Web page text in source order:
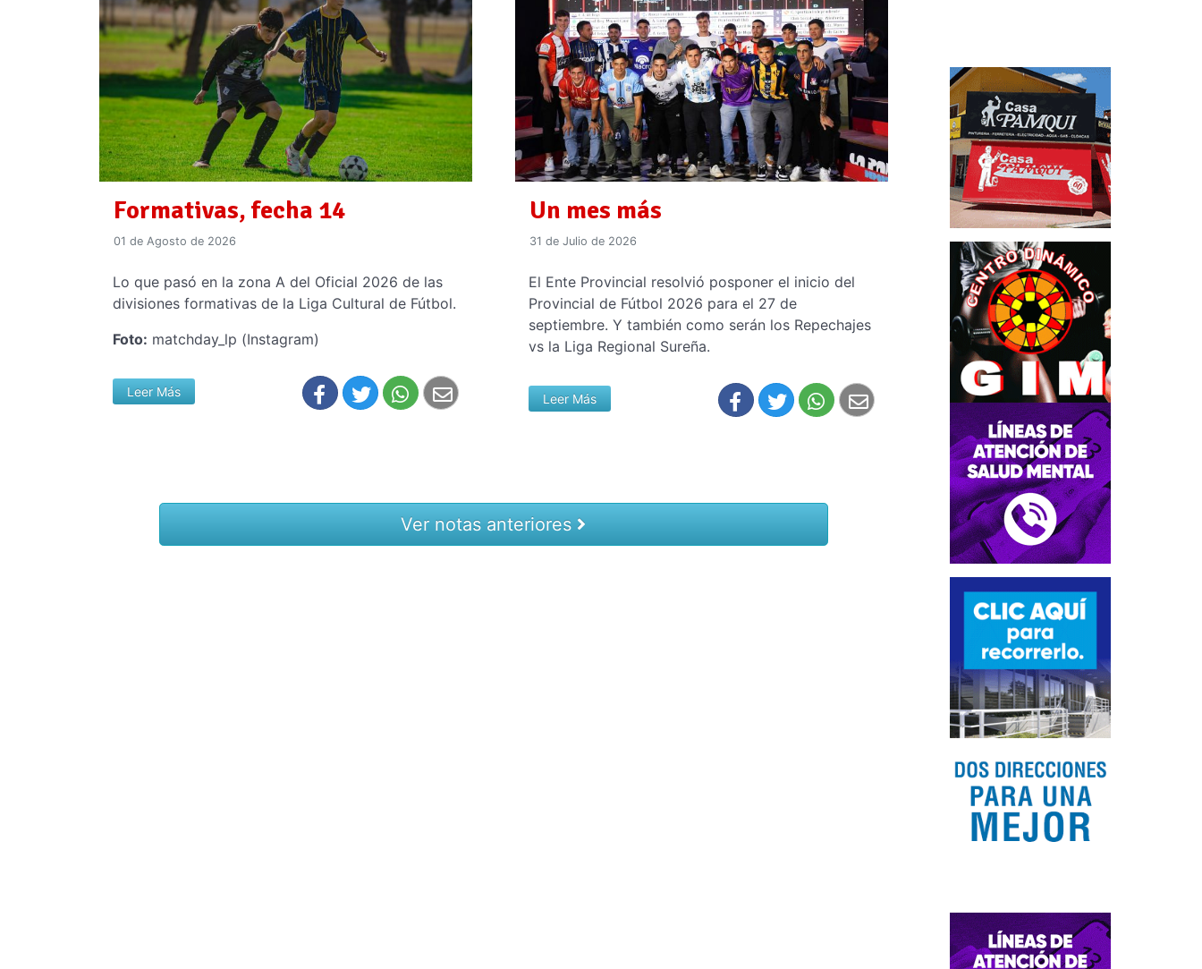
Formativas, fecha 14
01 de Agosto de 2026
Lo que pasó en la zona A del Oficial 2026 de las
divisiones formativas de la Liga Cultural de Fútbol.
Foto: matchday_lp (Instagram)
Leer Más
Un mes más
31 de Julio de 2026
El Ente Provincial resolvió posponer el inicio del
Provincial de Fútbol 2026 para el 27 de
septiembre. Y también como serán los Repechajes
vs la Liga Regional Sureña.
Leer Más
Ver notas anteriores